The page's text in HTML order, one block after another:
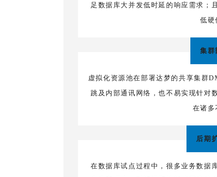
足数据库大并发低时延的响应需求；
低硬
集群
虚拟化资源池在部署达梦的共享集群
跳及内部通讯网络，也不易实现针对
在诸多
后期
在数据库试点过程中，很多业务数据